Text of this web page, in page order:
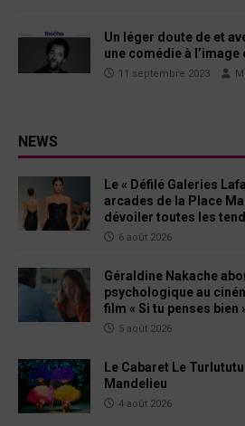
Un léger doute de et
une comédie à l’image
11 septembre 2023
NEWS
Le « Défilé Galeries
arcades de la Place
dévoiler toutes les
6 août 2026
Géraldine Nakache
psychologique au
film « Si tu penses bien
5 août 2026
Le Cabaret Le
Mandelieu
4 août 2026